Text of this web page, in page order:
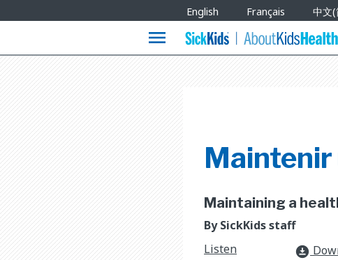
Languages
English Français 中文
menu
Maintenir
Maintaining a
By SickKids staff
Listen
download_for_offline